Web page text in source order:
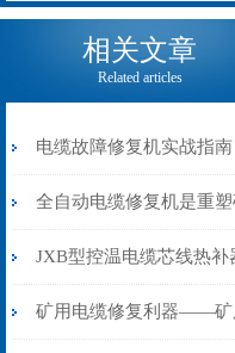
电缆热补机的核心价值
相关文章
Related articles
电缆故障修复机实战指南
从“盲测”到“精确定点”的
步作业法
全自动电缆修复机是重
山电力动脉的“智能外科
生”
JXB型控温电缆芯线热补
安装与接线：精准修复的
矿用电缆修复利器——矿